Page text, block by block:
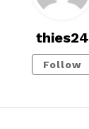
thies24
Follow